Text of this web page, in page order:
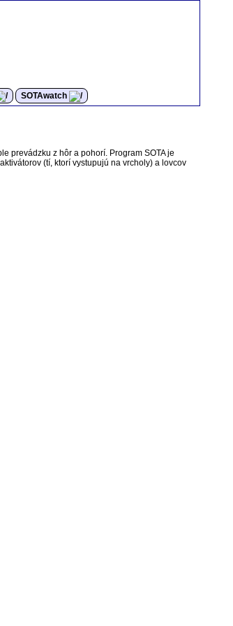
SOTAwatch
prevádzku z hôr a pohorí. Program SOTA je
(tí, ktorí vystupujú na vrcholy) a lovcov